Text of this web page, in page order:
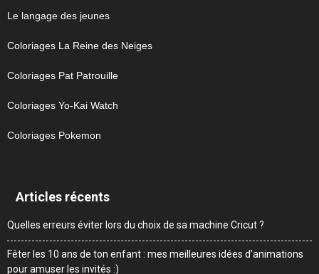
Le langage des jeunes
Coloriages La Reine des Neiges
Coloriages Pat Patrouille
Coloriages Yo-Kai Watch
Coloriages Pokemon
Articles récents
Quelles erreurs éviter lors du choix de sa machine Cricut ?
Fêter les 10 ans de ton enfant : mes meilleures idées d’animations
pour amuser les invités :)